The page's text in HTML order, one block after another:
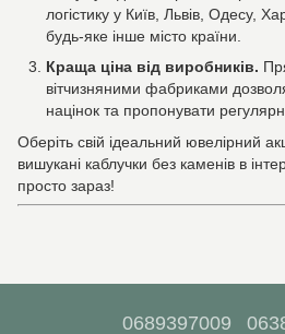
логістику у Київ, Львів, Одесу,
будь-яке інше місто країни.
Краща ціна від виробників.
вітчизняними фабриками
націнок та пропонувати
Оберіть свій ідеальний ювелірний
вишукані каблучки без каменів в
просто зараз!
0689397009